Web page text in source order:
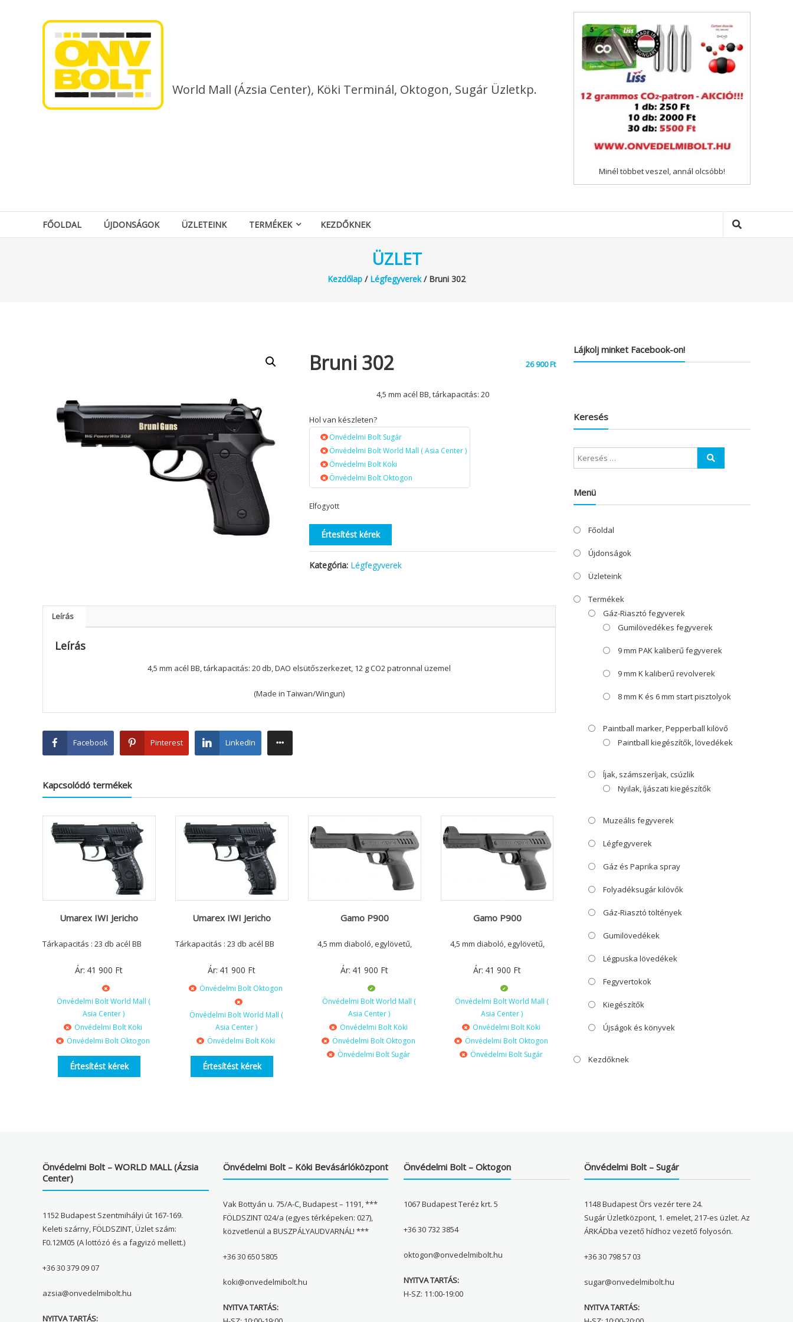
World Mall (Ázsia Center), Köki Terminál, Oktogon, Sugár Üzletkp.
Minél többet veszel, annál olcsóbb!
FŐOLDAL ÚJDONSÁGOK ÜZLETEINK TERMÉKEK KEZDŐKNEK
ÜZLET
Kezdőlap / Légfegyverek/ Bruni 302
Bruni 302 26 900Ft
4,5 mm acél BB, tárkapacitás: 20
Hol van készleten?
Önvédelmi Bolt Sugár
Önvédelmi Bolt World Mall ( Asia Center )
Önvédelmi Bolt Köki
Önvédelmi Bolt Oktogon
Elfogyott
Értesítést kérek
Kategória: Légfegyverek
Leírás
Leírás
4,5 mm acél BB, tárkapacitás: 20 db, DAO elsütőszerkezet, 12 g CO2 patronnal üzemel
(Made in Taiwan/Wingun)
Facebook Pinterest LinkedIn
Kapcsolódó termékek
Umarex IWI Jericho
Tárkapacitás : 23 db acél BB
Ár: 41 900 Ft
Önvédelmi Bolt World Mall (
Asia Center )
Önvédelmi Bolt Köki
Önvédelmi Bolt Oktogon
Értesítést kérek
Umarex IWI Jericho
Tárkapacitás : 23 db acél BB
Ár: 41 900 Ft
Önvédelmi Bolt Oktogon
Önvédelmi Bolt World Mall (
Asia Center )
Önvédelmi Bolt Köki
Értesítést kérek
Gamo P900
4,5 mm diaboló, egylövetű,
Ár: 41 900 Ft
Önvédelmi Bolt World Mall (
Asia Center )
Önvédelmi Bolt Köki
Önvédelmi Bolt Oktogon
Önvédelmi Bolt Sugár
Gamo P900
4,5 mm diaboló, egylövetű,
Ár: 41 900 Ft
Önvédelmi Bolt World Mall (
Asia Center )
Önvédelmi Bolt Köki
Önvédelmi Bolt Oktogon
Önvédelmi Bolt Sugár
Lájkolj minket Facebook-on!
Keresés
Menü
Főoldal
Újdonságok
Üzleteink
Termékek
Gáz-Riasztó fegyverek
Gumilövedékes fegyverek
9 mm PAK kaliberű fegyverek
9 mm K kaliberű revolverek
8 mm K és 6 mm start pisztolyok
Paintball marker, Pepperball kilövő
Paintball kiegészítők, lövedékek
Íjak, számszeríjak, csúzlik
Nyilak, íjászati kiegészítők
Muzeális fegyverek
Légfegyverek
Gáz és Paprika spray
Folyadéksugár kilövők
Gáz-Riasztó töltények
Gumilövedékek
Légpuska lövedékek
Fegyvertokok
Kiegészítők
Újságok és könyvek
Kezdőknek
Önvédelmi Bolt – WORLD MALL (Ázsia
Center)
1152 Budapest Szentmihályi út 167-169.
Keleti szárny, FÖLDSZINT, Üzlet szám:
F0.12M05 (A lottózó és a fagyizó mellett.)
+36 30 379 09 07
azsia@onvedelmibolt.hu
NYITVA TARTÁS:
Önvédelmi Bolt – Köki Bevásárlóközpont
Vak Bottyán u. 75/A-C, Budapest – 1191, ***
FÖLDSZINT 024/a (egyes térképeken: 027),
közvetlenül a BUSZPÁLYAUDVARNÁL! ***
+36 30 650 5805
koki@onvedelmibolt.hu
NYITVA TARTÁS:
Önvédelmi Bolt – Oktogon
1067 Budapest Teréz krt. 5
+36 30 732 3854
oktogon@onvedelmibolt.hu
NYITVA TARTÁS:
H-SZ: 11:00-19:00
Önvédelmi Bolt – Sugár
1148 Budapest Örs vezér tere 24.
Sugár Üzletközpont, 1. emelet, 217-es üzlet. Az
ÁRKÁDba vezető hídhoz vezető folyosón.
+36 30 798 57 03
sugar@onvedelmibolt.hu
NYITVA TARTÁS: